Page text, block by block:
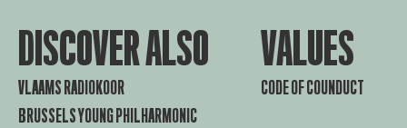
DISCOVER ALSO
VLAAMS RADIOKOOR
BRUSSELS YOUNG PHILHARMONIC
VALUES
CODE OF COUNDUCT